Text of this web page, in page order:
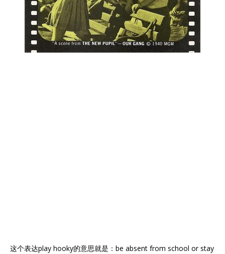
这个表达play hooky的意思就是：be absent from school or stay